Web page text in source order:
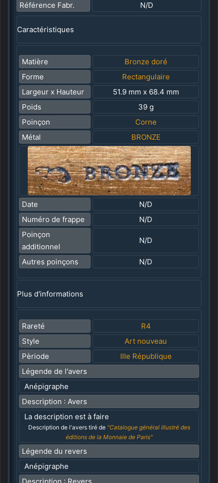
Référence Fabr.
N/D
Caractéristiques
Matière
Bronze doré
Forme
Rectangulaire
Largeur x Hauteur
51.9 mm x 68.4 mm
Poids
39 g
Poinçon
Corne
Métal
BRONZE
Date
N/D
Numéro de frappe
N/D
Poinçon
additionnel
N/D
Autres poinçons N/D
Plus d'informations
Rareté
R4
Style
Art nouveau
Pèriode
IIIe République
Légende de l'avers
Anépigraphe
Description : Avers
La description est à faire
Description de l'avers tiré de "Catalogue général illustré des
éditions de la Monnaie de Paris"
Légende du revers
Anépigraphe